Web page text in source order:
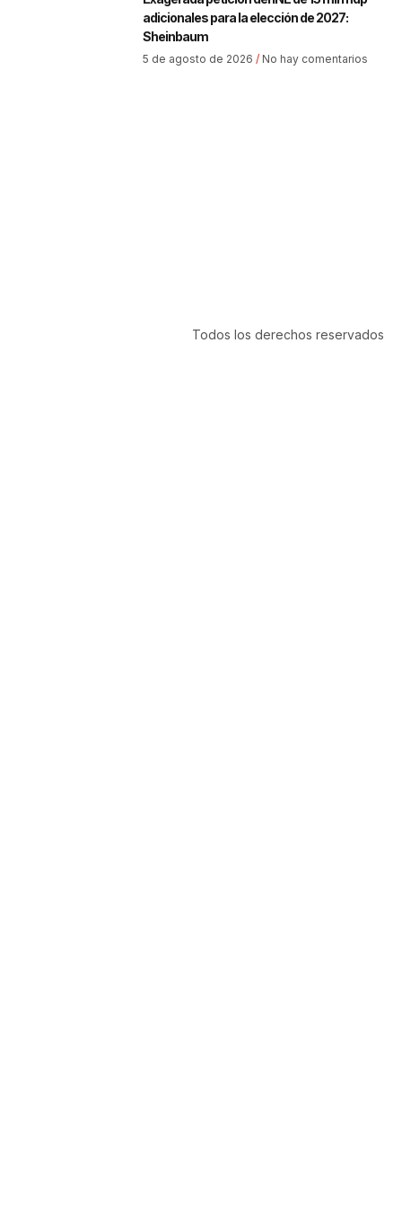
adicionales para la elección de 2027:
Sheinbaum
5 de agosto de 2026 No hay comentarios
Todos los derechos reservados